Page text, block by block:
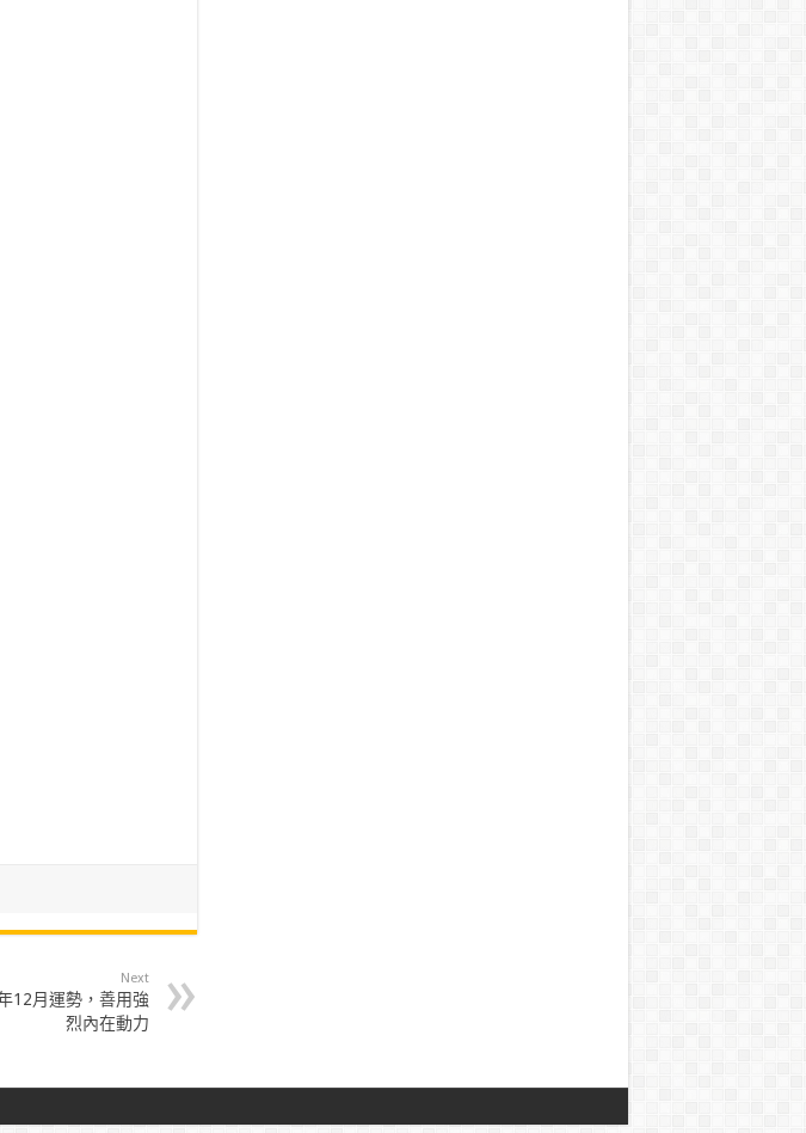
Next
12月運勢，善用強
烈內在動力